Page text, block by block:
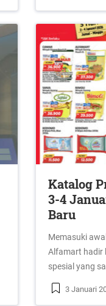
Katalog
3-4
Baru
Memasuki
Alfamart hadir
spesial yang
3 Januari